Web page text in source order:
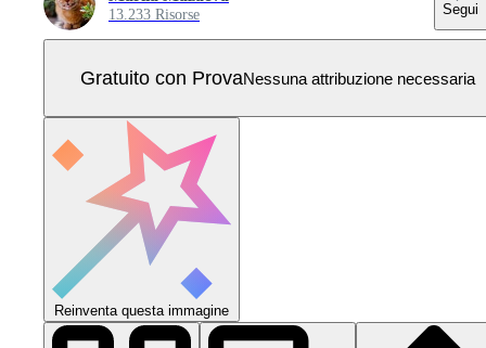
13.233 Risorse Segui
Gratuito con ProvaNessuna attribuzione necessaria
Reinventa questa immagine